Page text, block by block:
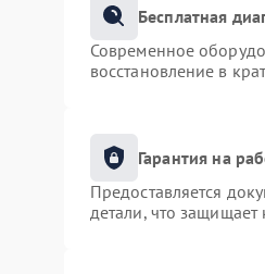
Бесплатная
Современное
восстановление в
Гарантия на
Предоставляется
детали, что защищает